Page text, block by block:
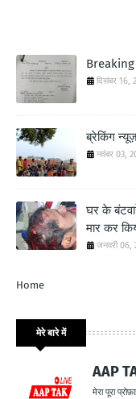
दिसंबर 16,
ब्रेकिंग
नवंबर 03,
घर के
मार कर
जनवरी 06,
Home
मेरे बारे में
AAP
मेरा पूरा